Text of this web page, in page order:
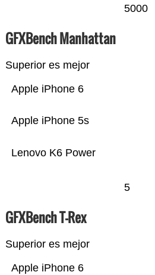
5000
GFXBench Manhattan
Superior es mejor
Lenovo K6 Power
Apple iPhone 5s
Apple iPhone 6
5
GFXBench T-Rex
Superior es mejor
Apple iPhone 6